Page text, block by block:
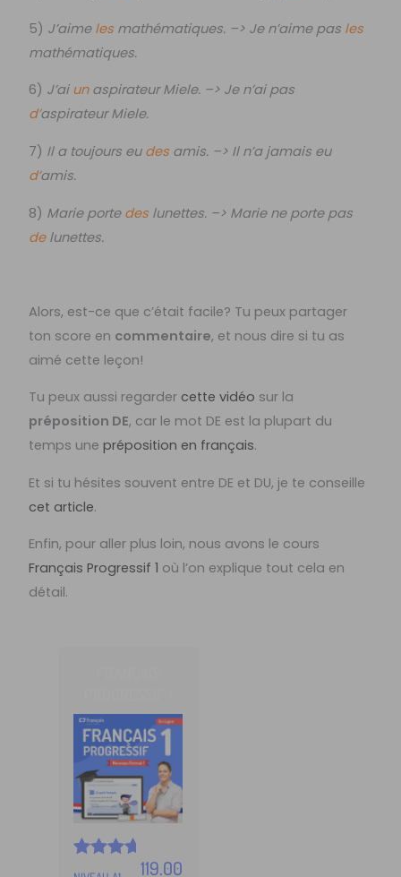
5) J’aime les mathématiques. –> Je n’aime pas les
mathématiques.
6) J’ai unaspirateur Miele. –> Je n’ai pas
d’aspirateur Miele.
7) Il a toujours eu des amis. –> Il n’a jamais eu
d’amis.
8) Marie porte des lunettes. –> Marie ne porte pas
delunettes.
Alors, est-ce que c’était facile? Tu peux partager
ton score en commentaire, et nous dire si tu as
aimé cette leçon!
Tu peux aussi regarder cette vidéo sur la
préposition DE, car le mot DE est la plupart du
temps unepréposition en français.
Et si tu hésites souvent entre DE et DU, je te conseille
cet article.
Enfin, pour aller plus loin, nous avons le cours
Français Progressif 1 où l’on explique tout cela en
détail.
Noté
5 119.00